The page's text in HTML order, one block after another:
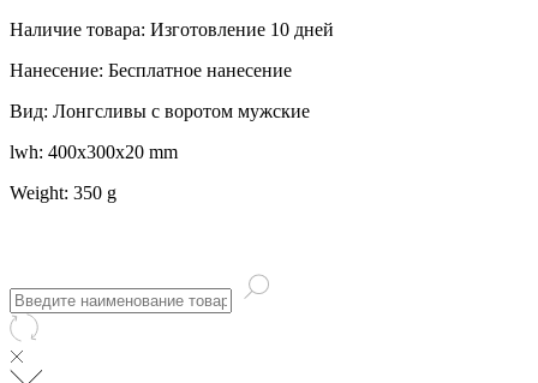
Наличие товара: Изготовление 10 дней
Нанесение: Бесплатное нанесение
Вид: Лонгсливы с воротом мужские
lwh: 400x300x20 mm
Weight: 350 g